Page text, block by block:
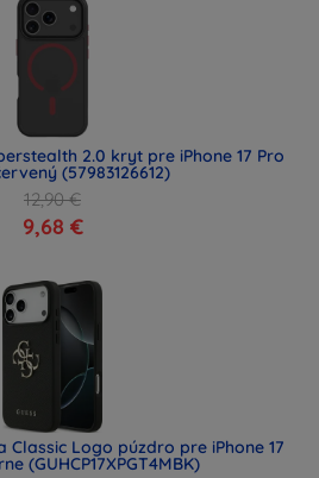
2.0 kryt pre iPhone 17 Pro
(57983126612)
12,90 €
9,68 €
Classic Logo púzdro pre iPhone 17
(GUHCP17XPGT4MBK)